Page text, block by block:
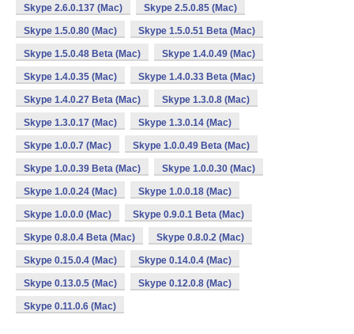
Skype 2.6.0.137 (Mac) Skype 2.5.0.85 (Mac)
Skype 1.5.0.80 (Mac) Skype 1.5.0.51 Beta (Mac)
Skype 1.5.0.48 Beta (Mac) Skype 1.4.0.49 (Mac)
Skype 1.4.0.35 (Mac) Skype 1.4.0.33 Beta (Mac)
Skype 1.4.0.27 Beta (Mac) Skype 1.3.0.8 (Mac)
Skype 1.3.0.17 (Mac) Skype 1.3.0.14 (Mac)
Skype 1.0.0.7 (Mac) Skype 1.0.0.49 Beta (Mac)
Skype 1.0.0.39 Beta (Mac) Skype 1.0.0.30 (Mac)
Skype 1.0.0.24 (Mac) Skype 1.0.0.18 (Mac)
Skype 1.0.0.0 (Mac) Skype 0.9.0.1 Beta (Mac)
Skype 0.8.0.4 Beta (Mac) Skype 0.8.0.2 (Mac)
Skype 0.15.0.4 (Mac) Skype 0.14.0.4 (Mac)
Skype 0.13.0.5 (Mac) Skype 0.12.0.8 (Mac)
Skype 0.11.0.6 (Mac)